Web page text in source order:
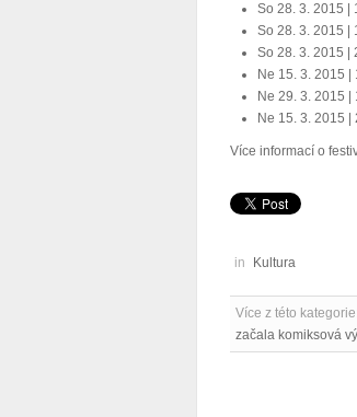
So 28. 3. 2015 |
So 28. 3. 2015 |
So 28. 3. 2015 |
Ne 15. 3. 2015
Ne 29. 3. 2015
Ne 15. 3. 2015
Více informací o
in Kultura
Více z této
začala komiksová